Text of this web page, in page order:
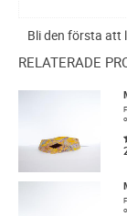
Bli den första att
RELATERADE